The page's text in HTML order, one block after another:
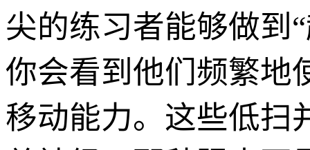
尖的练习者能够做到
你会看到他们频繁地
移动能力。这些低扫